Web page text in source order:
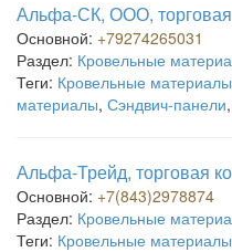
Альфа-СК, ООО,
Основной: +79274265031
Раздел: Кровельные
Теги: Кровельные материалы
материалы, Сэндвич-панели,
Альфа-Трейд, торговая
Основной: +7(843)2978874
Раздел: Кровельные
Теги: Кровельные материалы